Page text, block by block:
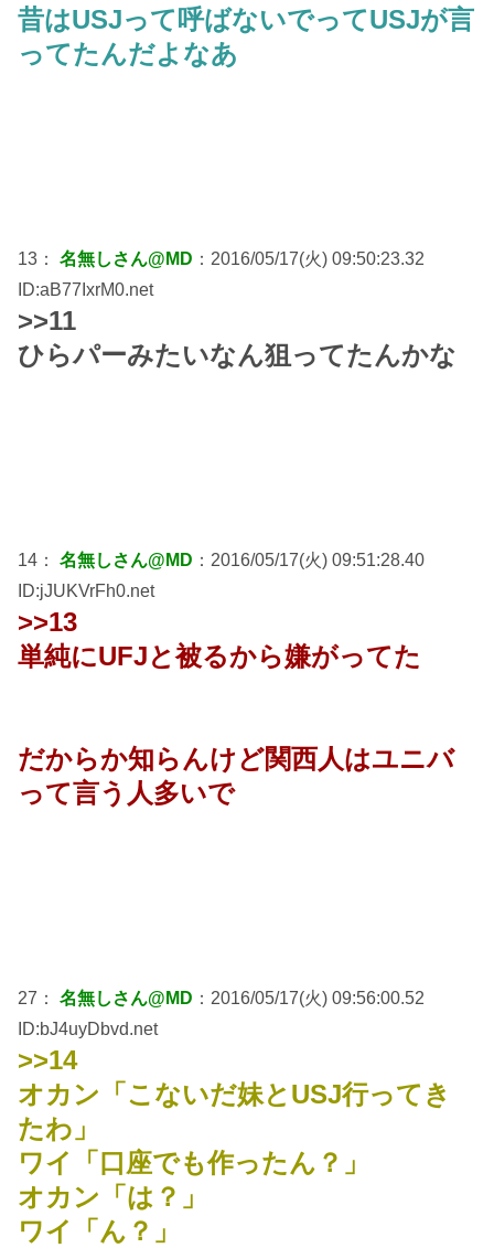
昔はUSJって呼ばないでってUSJが言
ってたんだよなあ
13： 名無しさん@MD ：2016/05/17(火) 09:50:23.32
ID:aB77IxrM0.net
>>11
ひらパーみたいなん狙ってたんかな
14： 名無しさん@MD ：2016/05/17(火) 09:51:28.40
ID:jJUKVrFh0.net
>>13
単純にUFJと被るから嫌がってた
だからか知らんけど関西人はユニバ
って言う人多いで
27： 名無しさん@MD ：2016/05/17(火) 09:56:00.52
ID:bJ4uyDbvd.net
>>14
オカン「こないだ妹とUSJ行ってき
たわ」
ワイ「口座でも作ったん？」
オカン「は？」
ワイ「ん？」